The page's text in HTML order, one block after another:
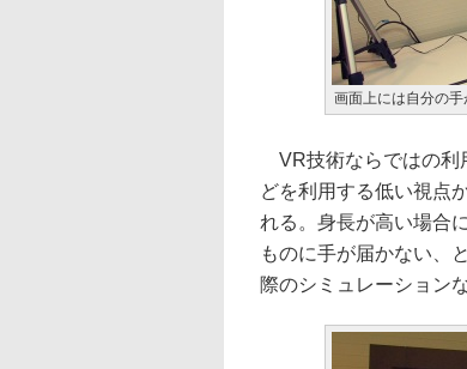
画面上には自分の
VR技術ならではの利
どを利用する低い視点
れる。身長が高い場合
ものに手が届かない、
際のシミュレーション